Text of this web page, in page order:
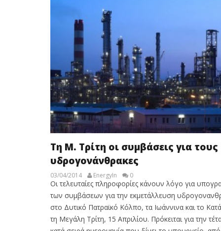
Τη Μ. Τρίτη οι συμβάσεις για τους
υδρογονάνθρακες
03/04/2014 EnergyIn 0
Οι τελευταίες πληροφορίες κάνουν λόγο για
των συμβάσεων για την εκμετάλλευση
στο Δυτικό Πατραϊκό Κόλπο, τα Ιωάννινα και το
τη Μεγάλη Τρίτη, 15 Απριλίου. Πρόκειται για την